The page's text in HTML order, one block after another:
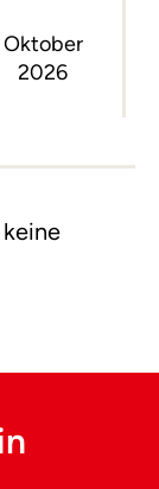
Oktober
2026